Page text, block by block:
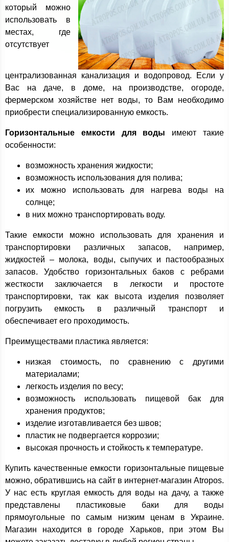
который можно
использовать в
местах, где
отсутствует
централизованная канализация и водопровод. Если у
Вас на даче, в доме, на производстве, огороде,
фермерском хозяйстве нет воды, то Вам необходимо
приобрести специализированную емкость.
Горизонтальные емкости для воды имеют такие
особенности:
возможность хранения жидкости;
возможность использования для полива;
их можно использовать для нагрева воды на
солнце;
в них можно транспортировать воду.
Такие емкости можно использовать для хранения и
транспортировки различных запасов, например,
жидкостей – молока, воды, сыпучих и пастообразных
запасов. Удобство горизонтальных баков с ребрами
жесткости заключается в легкости и простоте
транспортировки, так как высота изделия позволяет
погрузить емкость в различный транспорт и
обеспечивает его проходимость.
Преимуществами пластика является:
низкая стоимость, по сравнению с другими
материалами;
легкость изделия по весу;
возможность использовать пищевой бак для
хранения продуктов;
изделие изготавливается без швов;
пластик не подвергается коррозии;
высокая прочность и стойкость к температуре.
Купить качественные емкости горизонтальные пищевые
можно, обратившись на сайт в интернет-магазин Atropos.
У нас есть круглая емкость для воды на дачу, а также
представлены пластиковые баки для воды
прямоугольные по самым низким ценам в Украине.
Магазин находится в городе Харьков, при этом Вы